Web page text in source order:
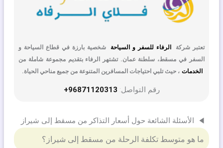
تعتبر شركة الرفاء للسفر و السياحة
شخصية بارزة في قطاع السياحة و
السفر في مسقط، سلطنة عمان. تشتهر الرفاء بتقديم مجموعة شاملة من
الخدمات ، حيث تلبي احتياجات المسافرين المتنوعة من جميع مناحي الحياة.
رقم التواصل: 96871120313+
الأسئلة الشائعة حول أسعار التذاكر من مسقط إلى شيراز
ما هو متوسط ​​تكلفة الرحلة من مسقط إلى شيراز؟